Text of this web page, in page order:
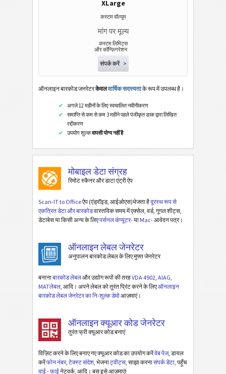
XLarge
कस्टम वॉल्यूम
मांग पर मूल्य
कस्टम लिमिट्स
और कॉन्फ़िगरेशन
संपर्क करें >
ऑनलाइन बारकोड जनरेटरकेवलवार्षिक सदस्यताके रूप में उपलब्ध है।
अगले 12 महीनों के लिए स्वचालित नवीनीकरण
समाप्ति से कम से कम 3 महीने पहले पंजीकृत डाक द्वारा लिखित
रद्दीकरण
उपयोग शुल्कवापसी योग्य नहीं है
मोबाइल डेटा संग्रह
रिमोट स्कैनर और डाटा एंट्री ऐप
Scan-IT to Officeऐप (एंड्रॉइड, आईओएस)भेजता हैदूरस्थ रूप से
एकत्रित डेटा और बारकोडवास्तविक समय में एक्सेल, वर्ड, गूगल शीट्स,
डेटाबेस या किसी अन्य के लिएपर्सनल कंप्यूटर-या Mac-आवेदन पत्र।
ऑनलाइन लेबल जेनरेटर
अनुपालन बारकोड लेबल के लिए मुफ्त जेनरेटर
बनानाबारकोड लेबलऔर उद्योग रूपों की तरहVDA 4902 AIAG
MATलेबल , आदि। अपने लेबल को तुरंत प्रिंट करने के लिएऑनलाइन
बारकोड लेबल जेनरेटर का निःशुल्क डेमोआज़माएं।
ऑनलाइन क्यूआर कोड जेनरेटर
तुरंत फ्री क्यूआर कोड बनाएं
विज़िट करने के लिए बनाए गए क्यूआर कोड का उपयोग करेंवेब पेज, डायल
करेंफोन नंबर, टेक्स्ट संदेश , भेजनाट्वीट्स , साझा करनासंपर्क डेटा , पहुँच
वाई - फाईनेटवर्क, आदि। बस इसे आज़माएं!